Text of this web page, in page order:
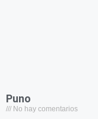
Puno
No hay comentarios